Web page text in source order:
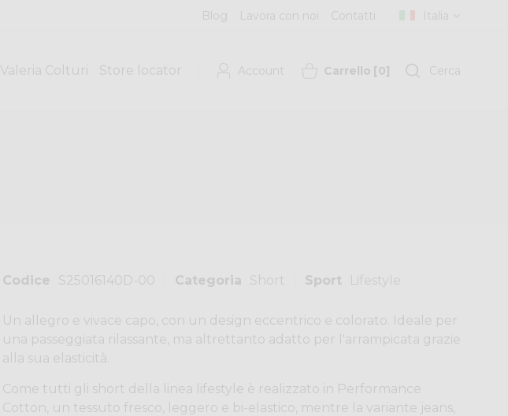
Blog Lavora con noi Contatti Italia
Valeria Colturi Store locator Account Carrello [0] Cerca
Codice S25016140D-00 Categoria Short Sport Lifestyle
Un allegro e vivace capo, con un design eccentrico e colorato. Ideale per
una passeggiata rilassante, ma altrettanto adatto per l'arrampicata grazie
alla sua elasticità.
Come tutti gli short della linea lifestyle è realizzato in Performance
Cotton, un tessuto fresco, leggero e bi-elastico, mentre la variante jeans,